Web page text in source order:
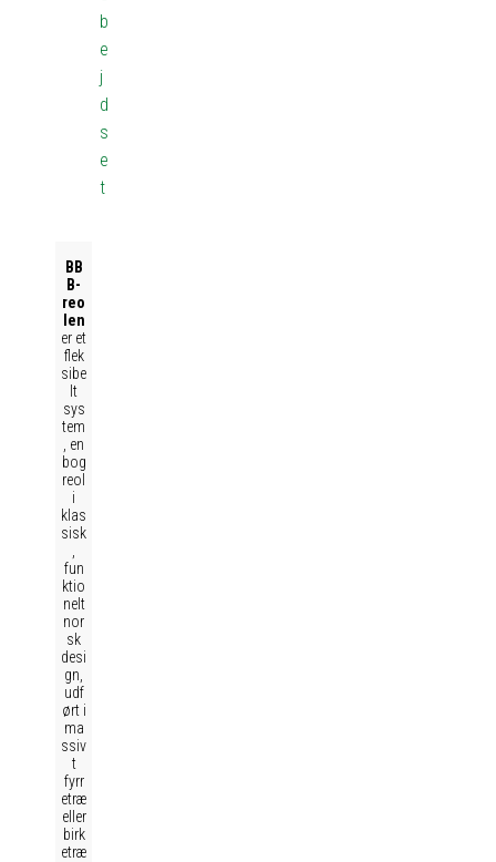
b
e
j
d
s
e
t
BB
B-
reo
len
er et
flek
sibe
lt
sys
tem
, en
bog
reol
i
klas
sisk
fun
ktio
nelt
nor
sk
desi
gn,
udf
ørt i
ma
ssiv
t
fyrr
etræ
eller
birk
etræ